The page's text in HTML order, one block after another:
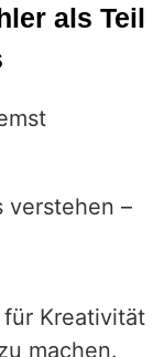
als Teil
verstehen –
Kreativität
machen.